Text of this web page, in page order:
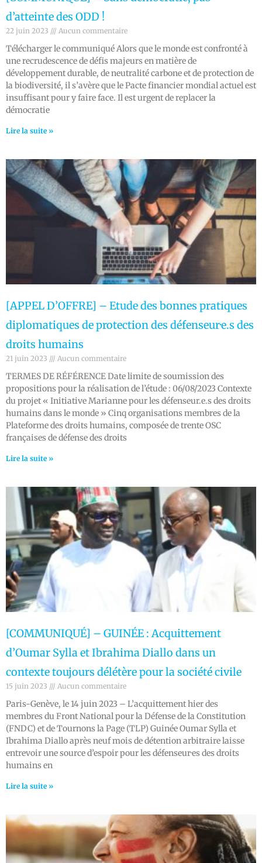
d’atteinte des ODD !
22 juin 2023 Aucun commentaire
Télécharger le communiqué Alors que le monde est confronté à
une recrudescence de défis majeurs en matière de
développement durable, de neutralité carbone et de protection de
la biodiversité, il s’avère que le Pacte financier mondial actuel est
insuffisant pour y faire face. Il est urgent de replacer la
démocratie
Lire la suite »
[APPEL D’OFFRE] – Etude des bonnes pratiques
diplomatiques de protection des défenseur·e.s des
droits humains
21 juin 2023 Aucun commentaire
TERMES DE RÉFÉRENCE Date limite de soumission des
propositions pour la réalisation de l’étude : 06/08/2023 Contexte
du projet « Initiative Marianne pour les défenseur.e.s des droits
humains dans le monde » Cinq organisations membres de la
Plateforme des droits humains, composée de trente OSC
françaises de défense des droits
Lire la suite »
[COMMUNIQUÉ] – GUINÉE : Acquittement
d’Oumar Sylla et Ibrahima Diallo dans un
contexte toujours délétère pour la société civile
15 juin 2023 Aucun commentaire
Paris-Genève, le 14 juin 2023 – L’acquittement hier des
membres du Front National pour la Défense de la Constitution
(FNDC) et de Tournons la Page (TLP) Guinée Oumar Sylla et
Ibrahima Diallo après neuf mois de détention arbitraire laisse
entrevoir une source d’espoir pour les défenseur·es des droits
humains en
Lire la suite »